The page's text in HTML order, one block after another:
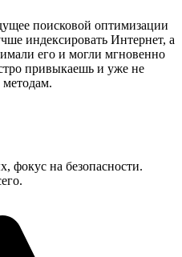
поисковой оптимизации
индексировать Интернет, а
его и могли мгновенно
привыкаешь и уже не
методам.
фокус на безопасности.